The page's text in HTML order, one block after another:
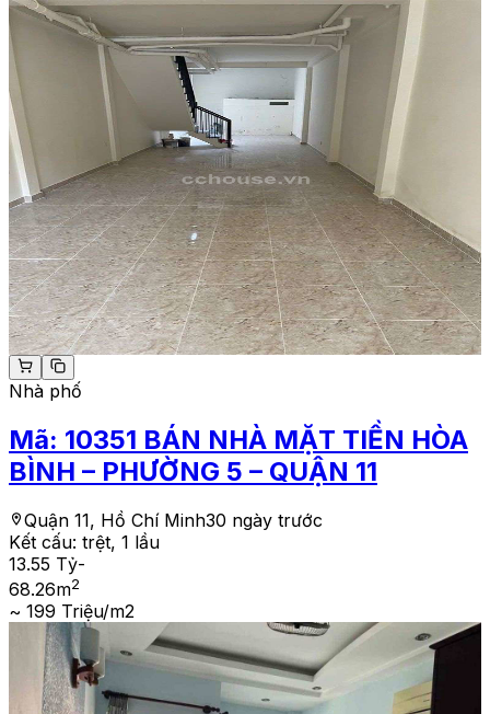
Nhà phố
Mã: 10351 BÁN NHÀ MẶT TIỀN HÒA
BÌNH – PHƯỜNG 5 – QUẬN 11
Quận 11, Hồ Chí Minh30 ngày trước
Kết cấu: trệt, 1 lầu
13.55 Tỷ-
68.26m2
~ 199 Triệu/m2